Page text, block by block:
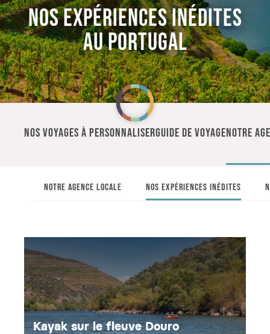
NOS EXPÉRIENCES INÉDITES
AU PORTUGAL
NOS VOYAGES À PERSONNALISERGUIDE DE VOYAGENOTRE
NOTRE AGENCE LOCALE NOS EXPÉRIENCES INÉDITES
Kayak sur le fleuve Douro